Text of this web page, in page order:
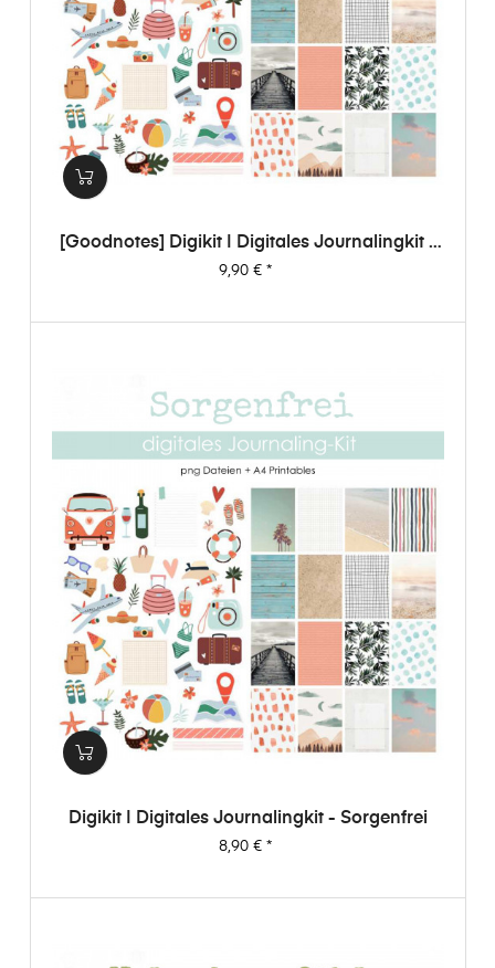
[Goodnotes] Digikit | Digitales Journalingkit -
Sorgenfrei
Preis
9,90 €*
Digikit | Digitales Journalingkit - Sorgenfrei
Preis
8,90 €*